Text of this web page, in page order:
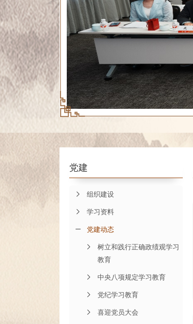
党建
组织建设
学习资料
党建动态
树立和践行正确政绩观学习
教育
中央八项规定学习教育
党纪学习教育
喜迎党员大会